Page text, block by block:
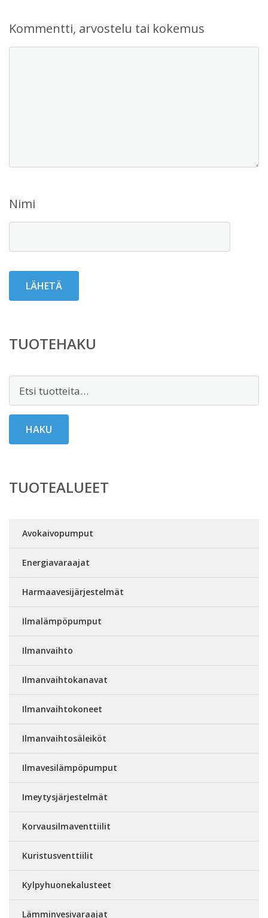
Kommentti, arvostelu tai kokemus
Nimi
TUOTEHAKU
HAKU
TUOTEALUEET
Avokaivopumput
Energiavaraajat
Harmaavesijärjestelmät
Ilmalämpöpumput
Ilmanvaihto
Ilmanvaihtokanavat
Ilmanvaihtokoneet
Ilmanvaihtosäleiköt
Ilmavesilämpöpumput
Imeytysjärjestelmät
Korvausilmaventtiilit
Kuristusventtiilit
Kylpyhuonekalusteet
Lämminvesivaraajat